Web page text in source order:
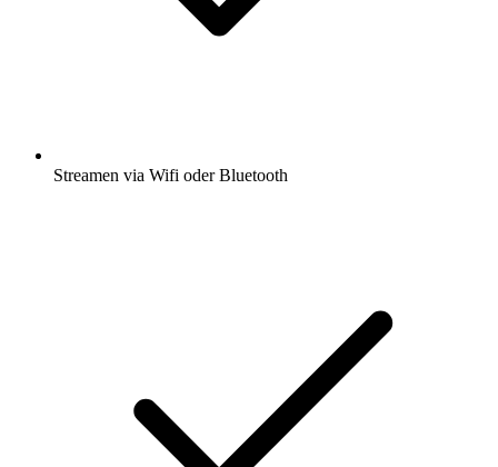
Streamen via Wifi oder Bluetooth